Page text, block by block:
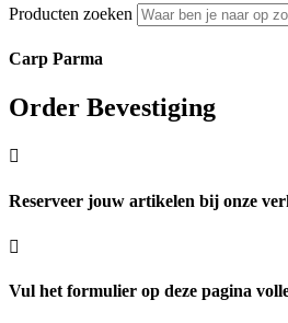
Producten zoeken
Carp Parma
Order Bevestiging

Reserveer jouw artikelen bij onze

Vul het formulier op deze pagina